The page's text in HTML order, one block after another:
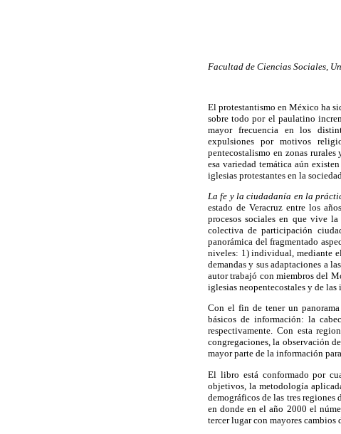
Facultad de Ciencias Sociales,
El protestantismo en México ha
sobre todo por el paulatino
mayor frecuencia en los
expulsiones por motivos
pentecostalismo en zonas
esa variedad temática aún
iglesias protestantes en la
La fe y la ciudadanía en la
estado de Veracruz entre los
procesos sociales en que vive
colectiva de participación
panorámica del fragmentado
niveles: 1) individual, mediante
demandas y sus adaptaciones a
autor trabajó con miembros del
iglesias neopentecostales y de las
Con el fin de tener un
básicos de información: la
respectivamente. Con esta
congregaciones, la observación
mayor parte de la información
El libro está conformado por
objetivos, la metodología
demográficos de las tres regiones
en donde en el año 2000 el
tercer lugar con mayores cambios